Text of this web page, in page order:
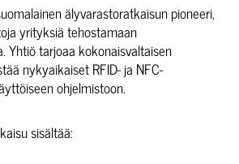
älyvarastoratkaisun pioneeri,
yrityksiä tehostamaan
Yhtiö tarjoaa kokonaisvaltaisen
nykyaikaiset RFID- ja NFC-
ohjelmistoon.
sisältää: